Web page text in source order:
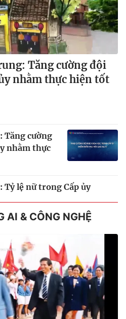
Tăng cường đội
nhằm thực hiện tốt
Tăng cường
nhằm thực
lệ nữ trong Cấp ủy
AI & CÔNG NGHỆ